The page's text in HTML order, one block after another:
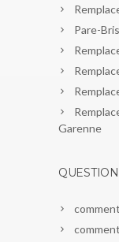
Pare-
Garenne